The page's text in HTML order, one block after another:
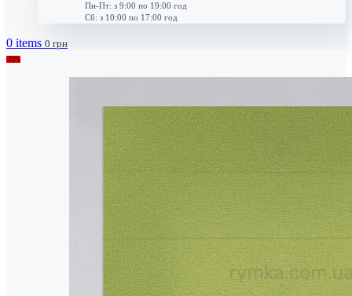
Пн-Пт: з 9:00 по 19:00 год
Сб: з 10:00 по 17:00 год
0 items 0 грн
-20%